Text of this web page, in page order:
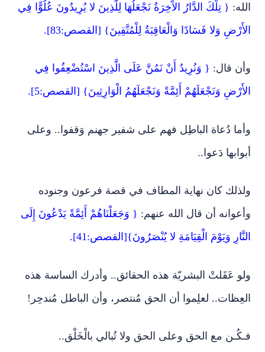
الله: { تِلْكَ الدَّارُ الآَخِرَةُ نَجْعَلُهَا لِلَّذِينَ لا يُرِيدُونَ عُلُوًّا فِي
الأَرْضِ وَلا فَسَادًا وَالْعَاقِبَةُ لِلْمُتَّقِينَ} [القصص:83].
وأن قال: { وَنُرِيدُ أَنْ نَمُنَّ عَلَى الَّذِينَ اسْتُضْعِفُوا فِي
الأَرْضِ وَنَجْعَلَهُمْ أَئِمَّةً وَنَجْعَلَهُمُ الْوَارِثِينَ} [القصص:5].
وأما دُعاة الباطِل فهم على شفير جهنم وَقفوا.. وعلى
أبوابها دَعوا..
ولذلك كان نهاية المطاف في قصة فرعون وجنوده
وأعوانه أن قال الله عنهم: { وَجَعَلْنَاهُمْ أَئِمَّةً يَدْعُونَ إِلَى
النَّارِ وَيَوْمَ الْقِيَامَةِ لا يُنْصَرُونَ}[القصص:41].
ولو عَقَلتْ البشريّة هذه الحقائق.. وأدرك الساسة هذه
العِظات.. لعلِموا أن الحق مُنتصر، وأن الباطل مُندحِر!
فـكُـن مع الحق وعلى الحق ولا تُبالي بالْخَلْق..